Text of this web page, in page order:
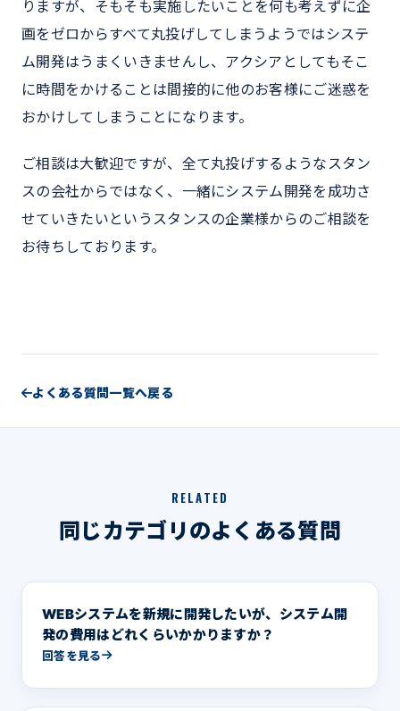
りますが、そもそも実施したいことを何も考えずに企
画をゼロからすべて丸投げしてしまうようではシステ
ム開発はうまくいきませんし、アクシアとしてもそこ
に時間をかけることは間接的に他のお客様にご迷惑を
おかけしてしまうことになります。
ご相談は大歓迎ですが、全て丸投げするようなスタン
スの会社からではなく、一緒にシステム開発を成功さ
せていきたいというスタンスの企業様からのご相談を
お待ちしております。
よくある質問一覧へ戻る
RELATED
同じカテゴリのよくある質問
WEBシステムを新規に開発したいが、システム開
発の費用はどれくらいかかりますか？
回答を見る